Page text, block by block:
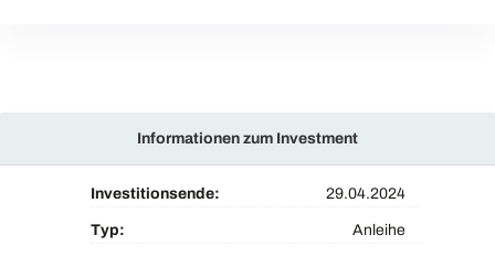
Informationen zum Investment
Investitionsende: 29.04.2024
Typ: Anleihe